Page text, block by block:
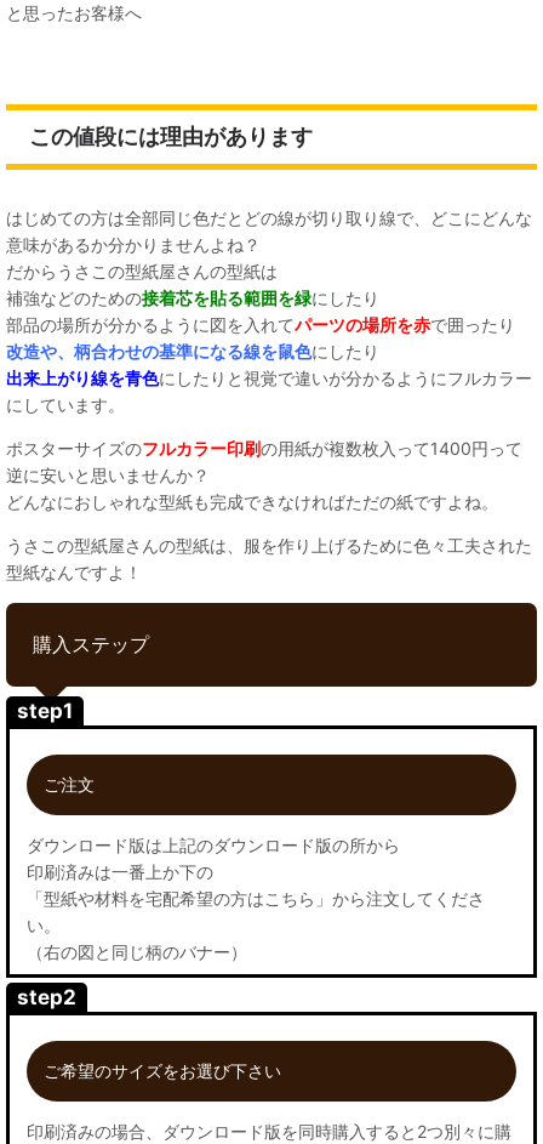
と思ったお客様へ
この値段には理由があります
はじめての方は全部同じ色だとどの線が切り取り線で、どこにどんな
意味があるか分かりませんよね？
だからうさこの型紙屋さんの型紙は
補強などのための接着芯を貼る範囲を緑にしたり
部品の場所が分かるように図を入れてパーツの場所を赤で囲ったり
改造や、柄合わせの基準になる線を鼠色にしたり
出来上がり線を青色にしたりと視覚で違いが分かるようにフルカラー
にしています。
ポスターサイズのフルカラー印刷の用紙が複数枚入って1400円って
逆に安いと思いませんか？
どんなにおしゃれな型紙も完成できなければただの紙ですよね。
うさこの型紙屋さんの型紙は、服を作り上げるために色々工夫された
型紙なんですよ！
購入ステップ
step1
ご注文
ダウンロード版は上記のダウンロード版の所から
印刷済みは一番上か下の
「型紙や材料を宅配希望の方はこちら」から注文してくださ
い。
（右の図と同じ柄のバナー）
step2
ご希望のサイズをお選び下さい
印刷済みの場合、ダウンロード版を同時購入すると2つ別々に購